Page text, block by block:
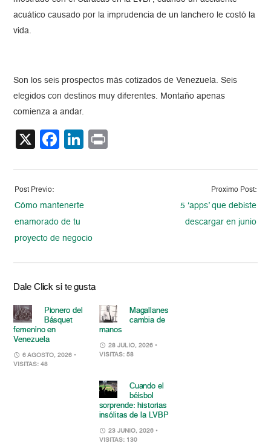
acuático causado por la imprudencia de un lanchero le costó la
vida.
Son los seis prospectos más cotizados de Venezuela. Seis
elegidos con destinos muy diferentes. Montaño apenas
comienza a andar.
X Facebook
LinkedIn
Post Previo:
Cómo mantenerte
enamorado de tu
proyecto de negocio
Proximo Post:
5 ‘apps’ que debiste
descargar en junio
Dale Click si te gusta
Pionero del
Básquet
femenino en
Venezuela
6 AGOSTO, 2026 •
VISITAS: 48
Magallanes
cambia de
manos
28 JULIO, 2026 •
VISITAS: 58
Cuando el
béisbol
sorprende: historias
insólitas de la LVBP
23 JUNIO, 2026 •
VISITAS: 130